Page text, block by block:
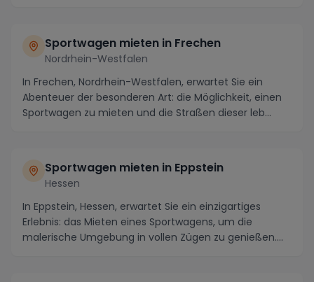
Sportwagen mieten in Frechen
Nordrhein-Westfalen
In Frechen, Nordrhein-Westfalen, erwartet Sie ein
Abenteuer der besonderen Art: die Möglichkeit, einen
Sportwagen zu mieten und die Straßen dieser leb...
Sportwagen mieten in Eppstein
Hessen
In Eppstein, Hessen, erwartet Sie ein einzigartiges
Erlebnis: das Mieten eines Sportwagens, um die
malerische Umgebung in vollen Zügen zu genießen.